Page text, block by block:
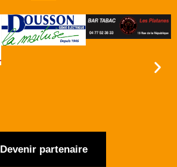
Devenir partenaire